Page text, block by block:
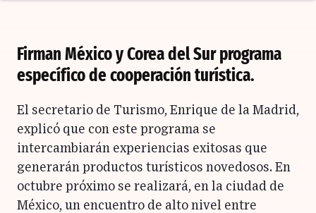
Firman México y Corea del Sur programa
específico de cooperación turística.
El secretario de Turismo, Enrique de la Madrid,
explicó que con este programa se
intercambiarán experiencias exitosas que
generarán productos turísticos novedosos. En
octubre próximo se realizará, en la ciudad de
México, un encuentro de alto nivel entre